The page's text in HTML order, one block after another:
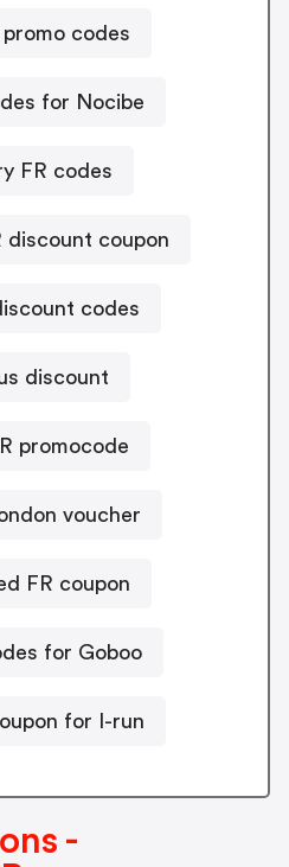
codes
for Nocibe
FR codes
discount coupon
codes
discount
promocode
voucher
FR coupon
for Goboo
for I-run
-